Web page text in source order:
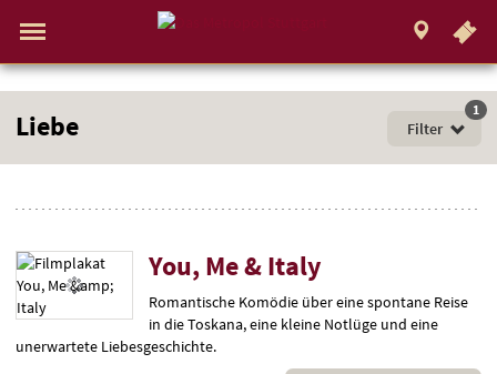
Springe
direkt
zum
Inhalt
,zum
Menü
.Navigation
und
Service
umschalten
Gehe
zur
Standortauswahl
Aktueller
Standort:
Weitere
Hinweis
Liebe
für
Gefühlslage
Liebe Filter
1
You, Me & Italy
Romantische Komödie über eine spontane Reise
in die Toskana, eine kleine Notlüge und eine
unerwartete Liebesgeschichte.